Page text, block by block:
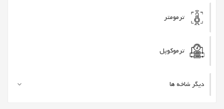
ترمومتر
ترموکوپل
دیگر شاخه ها 